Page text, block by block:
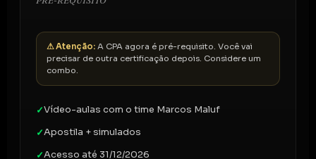
⚠ Atenção: A CPA agora é pré-requisito. Você vai
precisar de outra certificação depois. Considere um
combo.
✓Vídeo-aulas com o time Marcos Maluf
✓Apostila + simulados
✓Acesso até 31/12/2026